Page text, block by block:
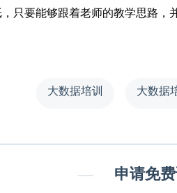
只要能够跟着老师的教学思路
大数据培训 大数据
— 申请免